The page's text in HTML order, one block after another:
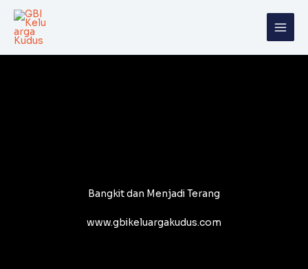
Skip
content
Bangkit dan Menjadi Terang
www.gbikeluargakudus.com